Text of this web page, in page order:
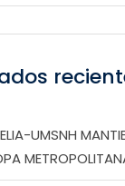
UMSNH